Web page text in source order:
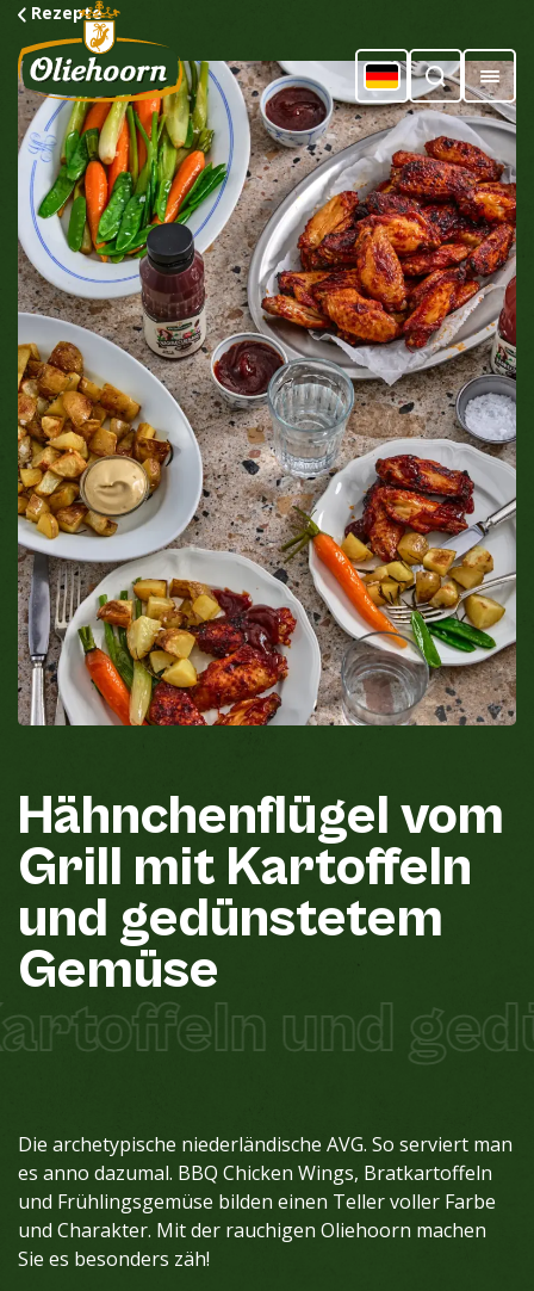
Rezepte
Hähnchenflügel vom
Grill mit Kartoffeln
und gedünstetem
Gemüse
und
Die archetypische niederländische AVG. So serviert man
es anno dazumal. BBQ Chicken Wings, Bratkartoffeln
und Frühlingsgemüse bilden einen Teller voller Farbe
und Charakter. Mit der rauchigen Oliehoorn machen
Sie es besonders zäh!